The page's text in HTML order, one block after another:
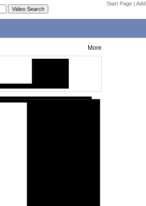
Start Page |
More